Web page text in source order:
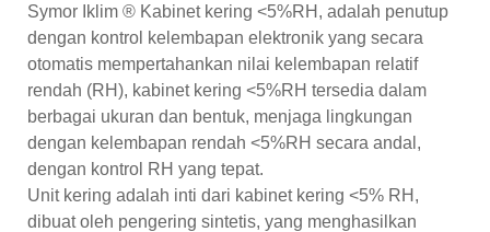
Symor Iklim ® Kabinet kering <5%RH, adalah penutup
dengan kontrol kelembapan elektronik yang secara
otomatis mempertahankan nilai kelembapan relatif
rendah (RH), kabinet kering <5%RH tersedia dalam
berbagai ukuran dan bentuk, menjaga lingkungan
dengan kelembapan rendah <5%RH secara andal,
dengan kontrol RH yang tepat.
Unit kering adalah inti dari kabinet kering <5% RH,
dibuat oleh pengering sintetis, yang menghasilkan